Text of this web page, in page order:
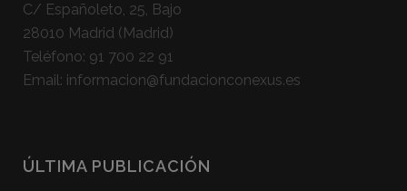
C/ Españoleto, 25, Bajo
28010 Madrid (Madrid)
Teléfono: 91 700 22 91
Email: informacion@fundacionconexus.es
ÚLTIMA PUBLICACIÓN